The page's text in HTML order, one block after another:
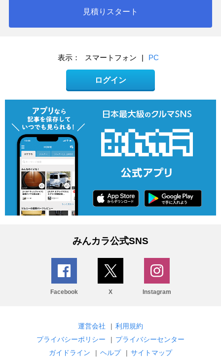
見積りスタート
表示： スマートフォン | PC
ログイン
みんカラ公式SNS
Facebook X Instagram
運営会社 | 利用規約
プライバシーポリシー
| プライバシーセンター
ガイドライン
| ヘルプ | サイトマップ